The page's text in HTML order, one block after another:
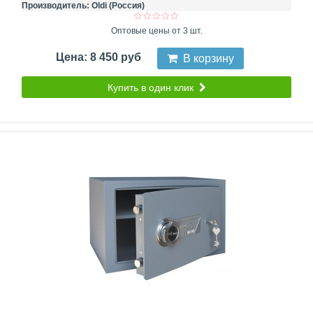
Производитель: Oldi (Россия)
Оптовые цены от 3 шт.
Цена: 8 450 руб В корзину
Купить в один клик